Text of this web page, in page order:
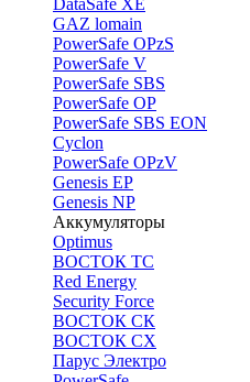
DataSafe XE
GAZ lomain
PowerSafe OPzS
PowerSafe V
PоwerSafe SBS
PowerSafe OP
PоwerSafe SBS EON
Cyclon
PowerSafe OPzV
Genesis EP
Genesis NP
Аккумуляторы
Optimus
ВОСТОК ТС
Red Energy
Security Force
ВОСТОК СК
ВОСТОК СХ
Парус Электро